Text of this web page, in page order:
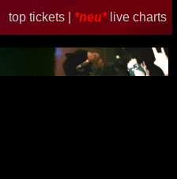
top tickets | *neu* live charts